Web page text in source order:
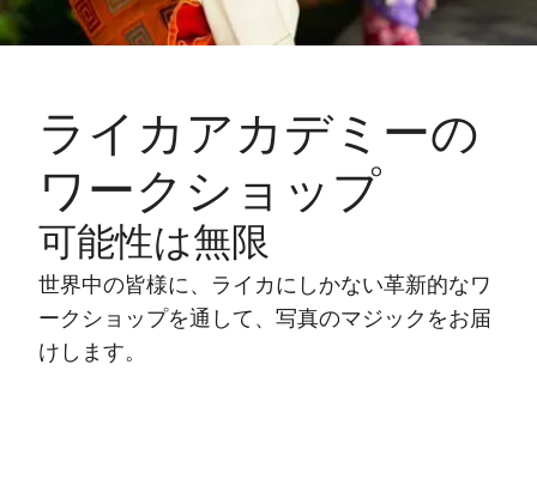
ライカアカデミーの
ワークショップ
可能性は無限
世界中の皆様に、ライカにしかない革新的なワ
ークショップを通して、写真のマジックをお届
けします。